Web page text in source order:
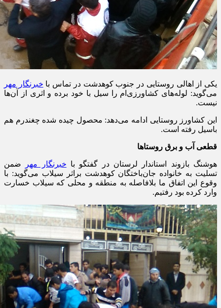
یکی از اهالی روستایی در جنوب کوهدشت در تماس با خبرنگار مهر
می‌گوید: لوله‌های کشاورزی‌ام را سیل با خود برده و اثری از آن‌ها
نیست.
این کشاورز روستایی ادامه می‌دهد: محصول چیده شده چغندرم هم
باسیل رفته است.
قطعی آب و برق روستاها
هوشنگ بازوند استاندار لرستان در گفتگو با خبرنگار مهر
ضمن
تسلیت به خانواده جان‌باختگان کوهدشت براثر سیلاب می‌گوید: با
وقوع این اتفاق ما بلافاصله به منطقه و محلی که سیلاب خسارت
وارد کرده بود رفتیم.